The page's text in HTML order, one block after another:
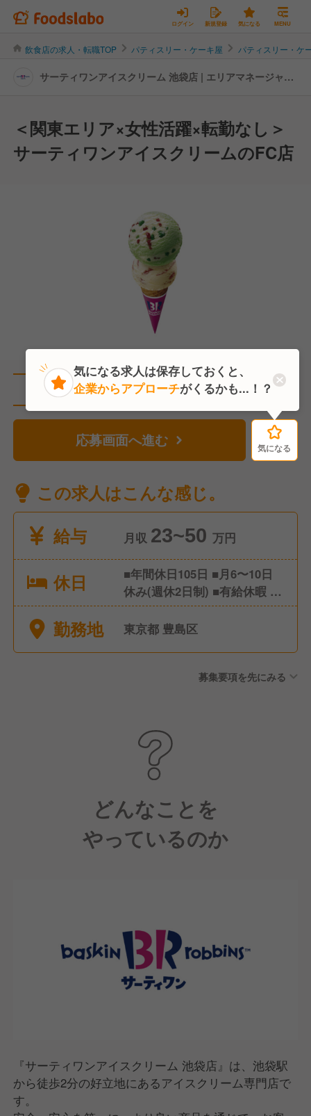
ログイン 新規登録 気になる MENU
飲食店の求人・転職TOP パティスリー・ケーキ屋 パティスリー・ケ
サーティワンアイスクリーム 池袋店 | エリアマネージャー
＜関東エリア×女性活躍×転勤なし＞
サーティワンアイスクリームのFC店
直近2人がこの求人を検討中
応募画面へ進む 気になる
この求人はこんな感じ。
給与
月収 23~50 万円
休日
■年間休日105日 ■月6〜10日
休み(週休2日制) ■有給休暇 ■
慶弔休暇 ■夏季休暇 ■冬季休
暇 ■育休産休
勤務地 東京都 豊島区
募集要項を先にみる
どんなことを
やっているのか
『サーティワンアイスクリーム 池袋店』は、池袋駅
から徒歩2分の好立地にあるアイスクリーム専門店で
す。
気になる
気になる求人は保存しておくと、
企業からアプローチがくるかも...！？